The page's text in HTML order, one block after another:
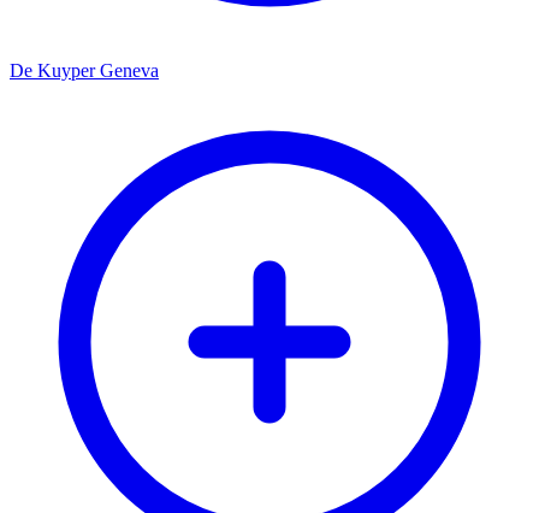
De Kuyper Geneva